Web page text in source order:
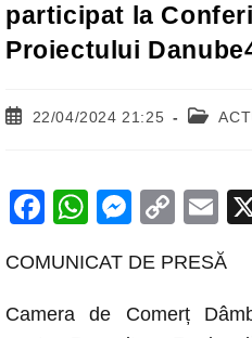
participat la
Proiectului
Post22/04/2024 21:25
Post
F
c
e
W
at
s
M
ss
e
C
p
y
E
m
ail
COMUNICAT DE PRESĂ
Camera de Comerț